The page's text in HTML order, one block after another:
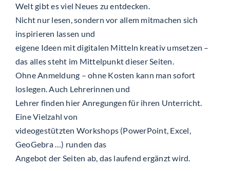
Welt gibt es viel Neues zu entdecken.
Nicht nur lesen, sondern vor allem mitmachen sich
inspirieren lassen und
eigene Ideen mit digitalen Mitteln kreativ umsetzen –
das alles steht im Mittelpunkt dieser Seiten.
Ohne Anmeldung – ohne Kosten kann man sofort
loslegen. Auch Lehrerinnen und
Lehrer finden hier Anregungen für ihren Unterricht.
Eine Vielzahl von
videogestützten Workshops (PowerPoint, Excel,
GeoGebra …) runden das
Angebot der Seiten ab, das laufend ergänzt wird.